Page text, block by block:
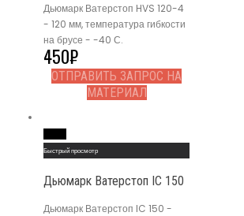
Дьюмарк Ватерстоп HVS 120-4
- 120 мм, температура гибкости
на брусе - -40 С.
450₽
ОТПРАВИТЬ ЗАПРОС НА
МАТЕРИАЛ
Быстрый просмотр
Дьюмарк Ватерстоп IC 150
Дьюмарк Ватерстоп IC 150 -